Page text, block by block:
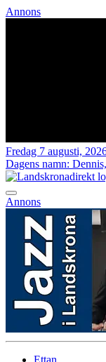
Annons
Fredag 7 augusti,
Dagens namn:
Annons
Ettan